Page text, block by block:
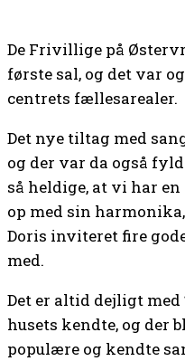
De Frivillige på
første sal, og det var
centrets fællesarealer.
Det nye tiltag med
og der var da også
så heldige, at vi har
op med sin
Doris inviteret fire
med.
Det er altid dejligt
husets kendte, og
populære og kendte